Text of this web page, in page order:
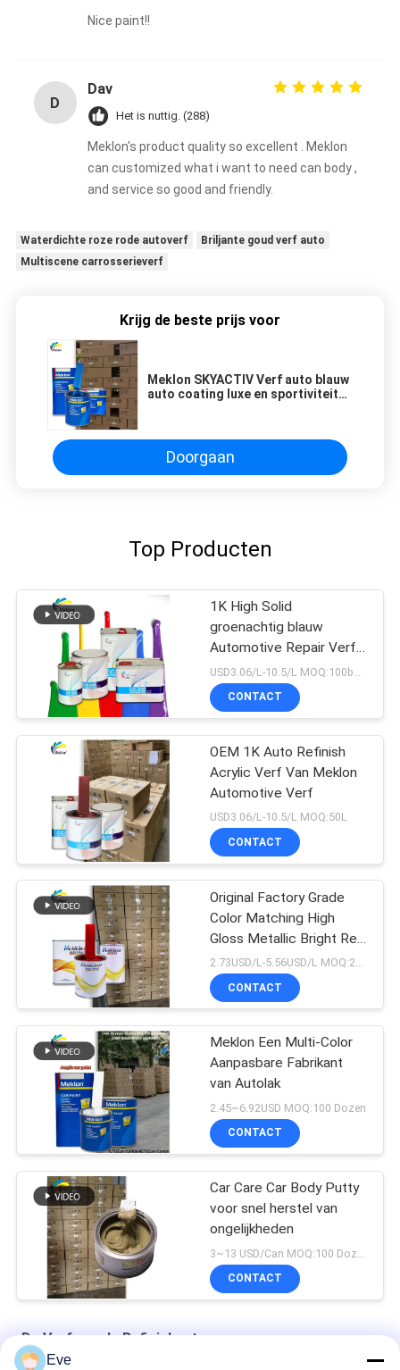
Nice paint!!
D
Dav
Het is nuttig. (288)
Meklon's product quality so excellent . Meklon
can customized what i want to need can body ,
and service so good and friendly.
Waterdichte roze rode autoverf
Briljante goud verf auto
Multiscene carrosserieverf
Krijg de beste prijs voor
Meklon SKYACTIV Verf auto blauw
auto coating luxe en sportiviteit
Doorgaan
Top Producten
1K High Solid
groenachtig blauw
Automotive Repair Verf
voor Auto Refinish
CONTACT
OEM 1K Auto Refinish
Acrylic Verf Van Meklon
Automotive Verf
USD3.06/L-10.5/L MOQ:50L
CONTACT
Original Factory Grade
Color Matching High
Gloss Metallic Bright Red
Auto Repair Verf
2.73USD/L-5.56USD/L MOQ:200l
CONTACT
Meklon Een Multi-Color
Aanpasbare Fabrikant
van Autolak
2.45~6.92USD MOQ:100 Dozen
CONTACT
Car Care Car Body Putty
voor snel herstel van
ongelijkheden
CONTACT
De Verf van de Refinishauto
Eve